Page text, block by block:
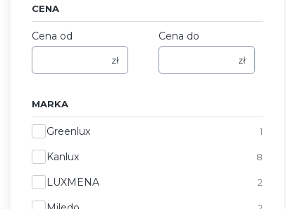
CENA
Cena od
zł
Cena do
zł
MARKA
MarkaGreenlux 1
Kanlux 8
LUXMENA 2